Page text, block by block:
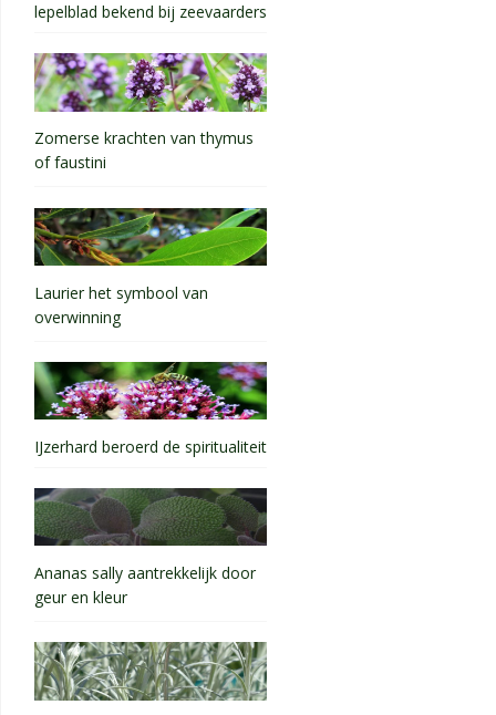
lepelblad bekend bij zeevaarders
Zomerse krachten van thymus
of faustini
Laurier het symbool van
overwinning
IJzerhard beroerd de spiritualiteit
Ananas sally aantrekkelijk door
geur en kleur